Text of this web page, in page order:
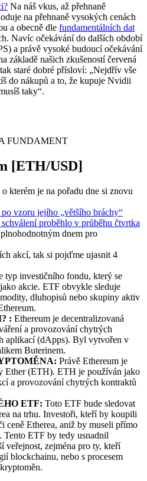
Na náš vkus, až přehnaně
na přehnaně vysokých cenách
a obecně dle fundamentálních dat
Navíc očekávání do dalších období
a právě vysoké budoucí očekávání
základě našich zkušeností červená
staré dobré přísloví: „Nejdřív vše
do nákupů a to, že kupuje Nvidii
taky“.
[ETH/USD]
kterém je na pořadu dne si znovu
vzoru jejího „většího bráchy“
proběhlo v průběhu čtvrtka
dnem pro
akcí, tak si pojďme ujasnit 4
typ investičního fondu, který se
akcie. ETF obvykle sleduje
dluhopisů nebo skupiny aktiv
: Ethereum je decentralizovaná
a provozování chytrých
aplikací (dApps). Byl vytvořen v
Buterinem.
Právě Ethereum je
Ether (ETH). ETH je používán jako
a provozování chytrých kontraktů
ETF: Toto ETF bude sledovat
na trhu. Investoři, kteří by koupili
ceně Etherea, aniž by museli přímo
Tento ETF by tedy usnadnil
veřejnost, zejména pro ty, kteří
blockchainu, nebo s procesem